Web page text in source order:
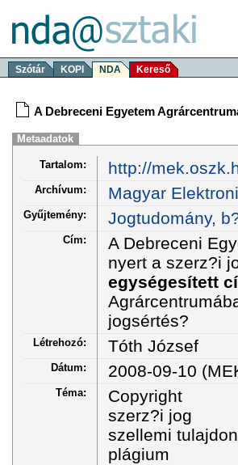
Szótár KOPI NDA Kereső
A Debreceni Egyetem
Metaadatok
Tartalom: http://
Archívum: Magyar
Gyűjtemény: Jogtudomány,
Cím:
A Debreceni
nyert a szerz?i
egységesített
jogsértés?
Létrehozó: Tóth József
Dátum: 2008-09-10
Téma:
Copyright
szerz?i jog
szellemi tulajdon
plágium